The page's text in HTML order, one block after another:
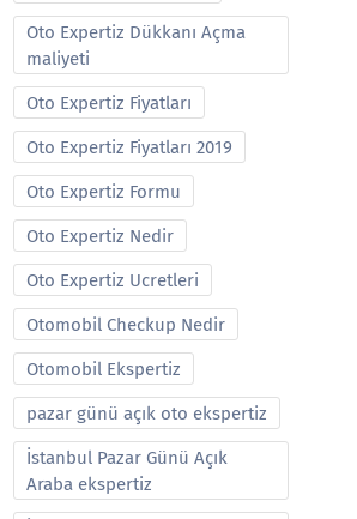
Oto Expertiz Dükkanı Açma
maliyeti
Oto Expertiz Fiyatları
Oto Expertiz Fiyatları 2019
Oto Expertiz Formu
Oto Expertiz Nedir
Oto Expertiz Ucretleri
Otomobil Checkup Nedir
Otomobil Ekspertiz
pazar günü açık oto ekspertiz
İstanbul Pazar Günü Açık
Araba ekspertiz